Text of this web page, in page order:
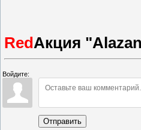
Red Акция
Войдите:
Отправить